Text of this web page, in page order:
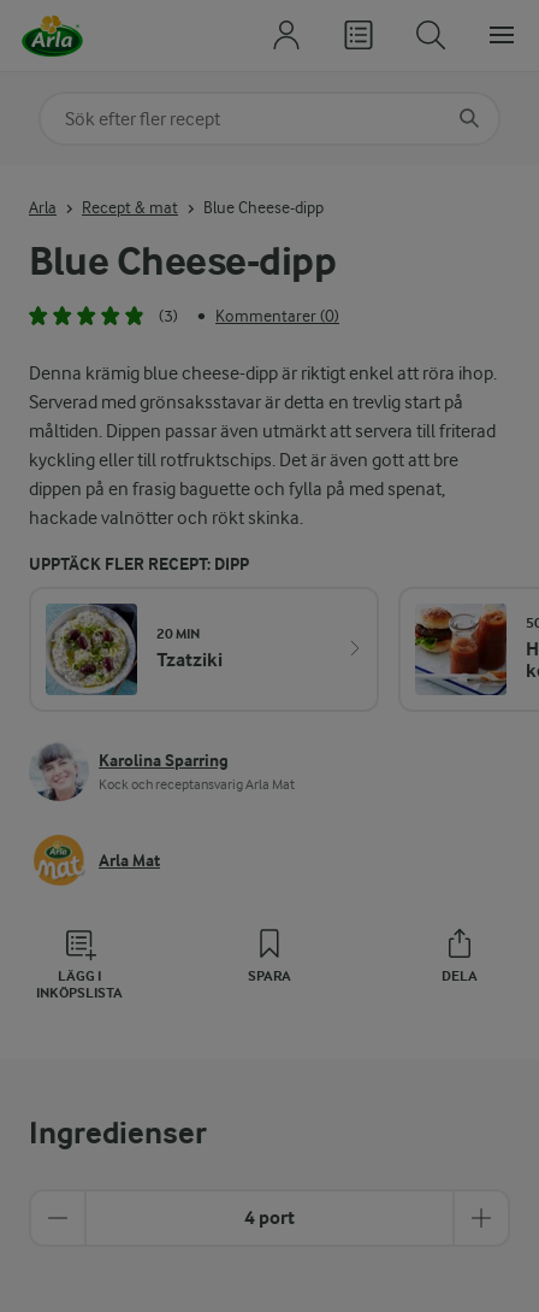
Blue Cheese-dipp
(3) • Kommentarer (0)
Denna krämig blue cheese-dipp är riktigt enkel att röra ihop.
Serverad med grönsaksstavar är detta en trevlig start på
måltiden. Dippen passar även utmärkt att servera till friterad
kyckling eller till rotfruktschips. Det är även gott att bre
dippen på en frasig baguette och fylla på med spenat,
hackade valnötter och rökt skinka.
UPPTÄCK FLER RECEPT: DIPP
20 MIN
Tzatziki
Karolina Sparring
Kock och receptansvarig Arla Mat
Arla Mat
LÄGG I
INKÖPSLISTA
SPARA DELA
Arla Recept & mat Blue Cheese-dipp
Ingredienser
4 port
Sök på kategori eller ingrediens